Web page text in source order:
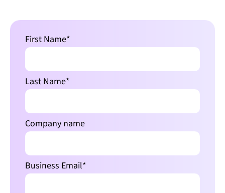
First Name*
Last Name*
Company name
Business Email*